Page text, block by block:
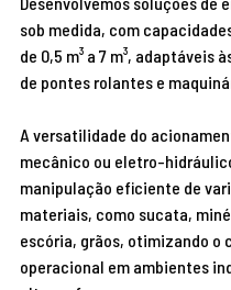
sob medida, com
de 0,5 m³ a 7 m³, adaptáveis
de pontes rolantes e
A versatilidade do
mecânico ou eletro-
manipulação eficiente de
materiais, como sucata,
escória, grãos, otimizando o
operacional em ambientes